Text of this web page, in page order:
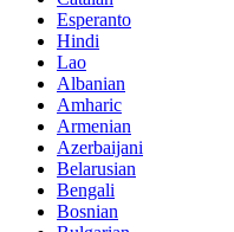
Esperanto
Hindi
Lao
Albanian
Amharic
Armenian
Azerbaijani
Belarusian
Bengali
Bosnian